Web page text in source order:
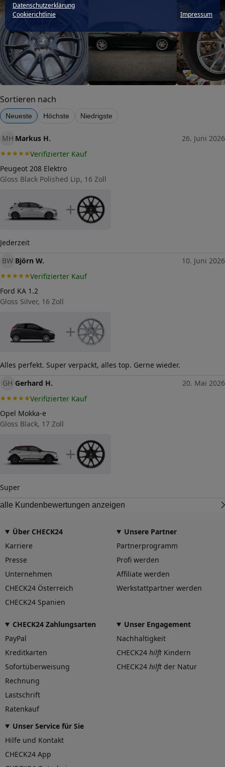
Datenschutzerklärung
Cookierichtlinie
Impressum
Fahrzeug wählen und Felgengutachten erhalten
Dimension
Breite (in Zoll)
Größe (in Zoll)
Einpresstiefe (in mm)
Lochkreis (Anzahl der Löcher)
Lochkreis-Durchmesser (in mm)
Mittenloch-Durchmesser (in
Traglast (in kg)
Gewicht (in kg)
Allgemeine Produktsicherheit
Herstellerkontakt
25 97318 Kitzingen
Sortieren nach
Neueste Höchste Niedrigste
MH Markus H.
26. Juni 2026
Verifizierter Kauf
Peugeot 208 Elektro
Gloss Black Polished Lip, 16 Zoll
+
Jederzeit
BW Björn W.
10. Juni 2026
Verifizierter Kauf
Ford KA 1.2
Gloss Silver, 16 Zoll
+
Alles perfekt. Super verpackt, alles top. Gerne wieder.
GH Gerhard H.
20. Mai 2026
Verifizierter Kauf
Opel Mokka-e
Gloss Black, 17 Zoll
+
Super
alle Kundenbewertungen anzeigen
Über CHECK24
Karriere
Presse
Unternehmen
CHECK24 Österreich
CHECK24 Spanien
Unsere Partner
Partnerprogramm
Profi werden
Affiliate werden
Werkstattpartner werden
CHECK24 Zahlungsarten
PayPal
Kreditkarten
Sofortüberweisung
Rechnung
Lastschrift
Ratenkauf
Unser Engagement
Nachhaltigkeit
CHECK24 hilft Kindern
CHECK24 hilft der Natur
Unser Service für Sie
Hilfe und Kontakt
CHECK24 App